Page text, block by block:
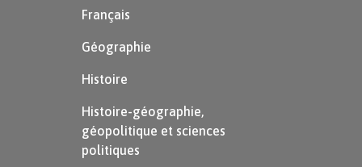
Français
Géographie
Histoire
Histoire-géographie,
géopolitique et sciences
politiques